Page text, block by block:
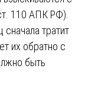
110 АПК РФ).
тратит
их обратно с
быть